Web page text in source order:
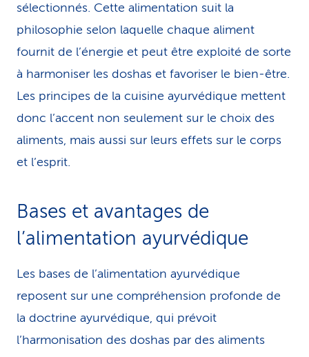
sélectionnés. Cette alimentation suit la
philosophie selon laquelle chaque aliment
fournit de l’énergie et peut être exploité de sorte
à harmoniser les doshas et favoriser le bien-être.
Les principes de la cuisine ayurvédique mettent
donc l’accent non seulement sur le choix des
aliments, mais aussi sur leurs effets sur le corps
et l’esprit.
Bases et avantages de
l’alimentation ayurvédique
Les bases de l’alimentation ayurvédique
reposent sur une compréhension profonde de
la doctrine ayurvédique, qui prévoit
l’harmonisation des doshas par des aliments